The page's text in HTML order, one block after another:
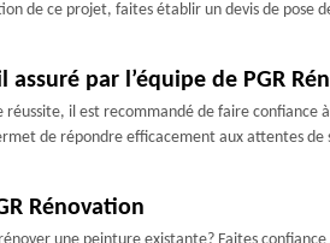
de ce projet, faites établir un devis de
par l’équipe de PGR
il est recommandé de faire
de répondre efficacement aux attentes de
Rénovation